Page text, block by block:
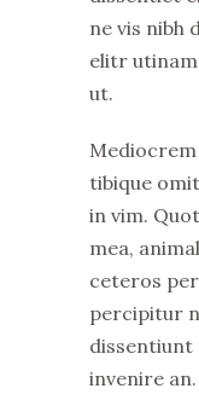
ne vis nibh
elitr
ut.
tibique
in vim.
mea,
ceteros
percipitur
dissentiunt
invenire